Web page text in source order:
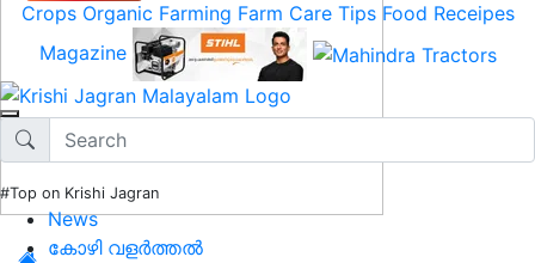
Crops Organic Farming Farm Care Tips Food Receipes
Magazine
#Top on Krishi Jagran
News
കോഴി വളർത്തൽ